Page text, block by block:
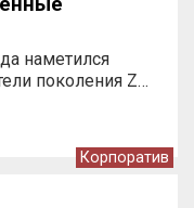
наметился
поколения Z…
Корпоратив